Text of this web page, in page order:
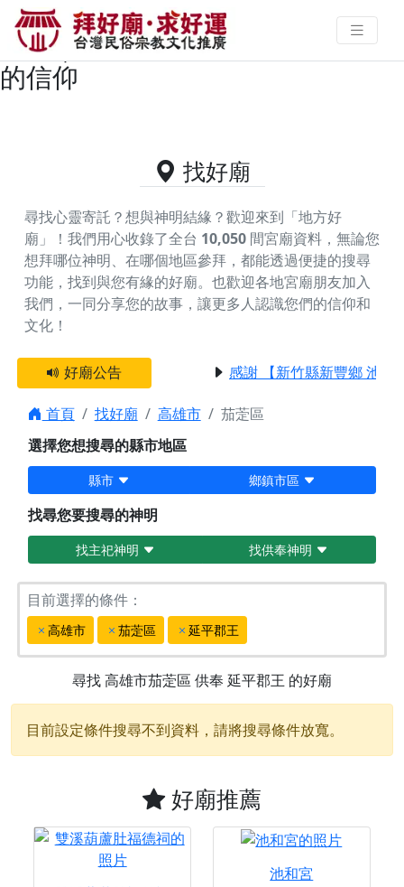
高雄市茄萣區供奉延平郡王的好廟
資料｜拜好廟求好運 找到與您有緣
的信仰
找好廟
尋找心靈寄託？想與神明結緣？歡迎來到「地方好
廟」！我們用心收錄了全台 10,050 間宮廟資料，無論您
想拜哪位神明、在哪個地區參拜，都能透過便捷的搜尋
功能，找到與您有緣的好廟。 也歡迎各地宮廟朋友加入
我們，一同分享您的故事，讓更多人認識您們的信仰和
文化！
好廟公告 感謝 【新竹縣新豐鄉 池和
首頁 找好廟 高雄市
茄萣區
選擇您想搜尋的縣市地區
縣市 鄉鎮市區
找尋您要搜尋的神明
找主祀神明 找供奉神明
目前選擇的條件：
高雄市 茄萣區 延平郡王
尋找高雄市茄萣區 供奉 延平郡王 的好廟
目前設定條件搜尋不到資料，請將搜尋條件放寬。
好廟推薦
池和宮